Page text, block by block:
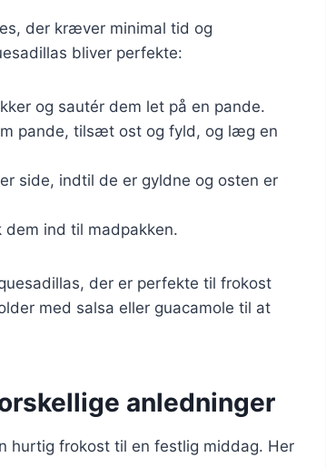
der kræver minimal tid og
bliver perfekte:
og sautér dem let på en pande.
pande, tilsæt ost og fyld, og læg en
side, indtil de er gyldne og osten er
ind til madpakken.
der er perfekte til frokost
med salsa eller guacamole til at
anledninger
hurtig frokost til en festlig middag. Her